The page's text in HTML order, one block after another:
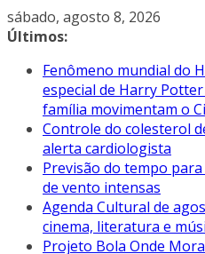
Pular
para
conteúdo
sábado, agosto 8, 2026
Últimos:
Fenômeno mundial do
especial de Harry
família movimentam o
Controle do colesterol
alerta cardiologista
Previsão do tempo para
de vento intensas
Agenda Cultural de
cinema, literatura e
Projeto Bola Onde